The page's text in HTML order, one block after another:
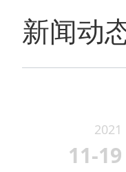
新闻动
2021
11-19